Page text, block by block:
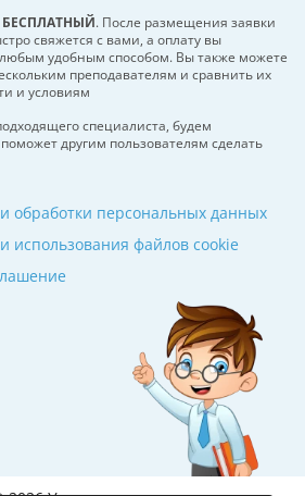
БЕСПЛАТНЫЙ. После размещения заявки
свяжется с вами, а оплату вы
удобным способом. Вы также можете
преподавателям и сравнить их
и условиям
специалиста, будем
другим пользователям сделать
обработки персональных данных
использования файлов cookie